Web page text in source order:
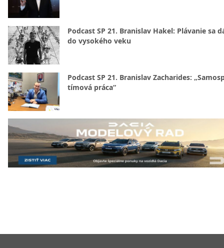
Podcast SP 21. Branislav Hakel: Plávanie sa
do vysokého veku
Podcast SP 21. Branislav Zacharides:
tímová práca“